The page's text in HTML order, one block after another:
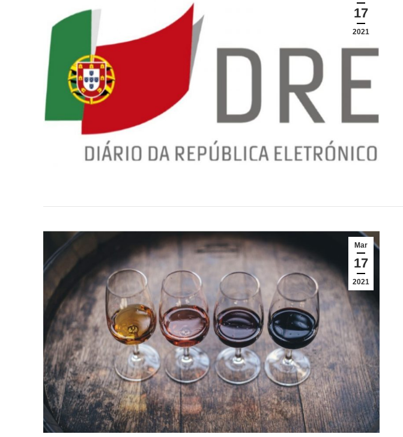
17
2021
Mar
17
2021